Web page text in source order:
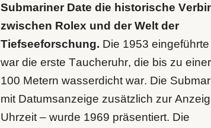
Submariner Date die historische
zwischen Rolex und der Welt der
Tiefseeforschung. Die 1953
war die erste Taucheruhr, die bis zu
100 Metern wasserdicht war. Die
mit Datumsanzeige zusätzlich zur
Uhrzeit – wurde 1969 präsentiert. Die